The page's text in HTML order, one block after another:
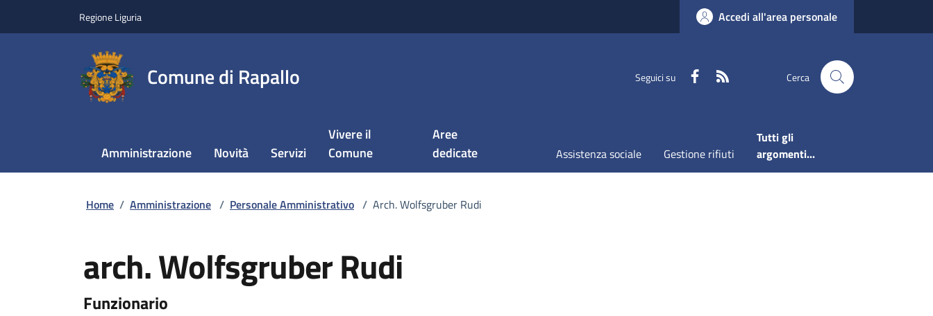
Regione Liguria Accedi all'area personale
Comune di Rapallo Seguici su Faceboook Cerca
Amministrazione Novità Servizi
Vivere il
Comune
Aree
dedicate
Assistenza sociale Gestione rifiuti
Tutti gli
argomenti...
Home / Amministrazione / Personale Amministrativo / Arch. Wolfsgruber Rudi
arch. Wolfsgruber Rudi
Funzionario